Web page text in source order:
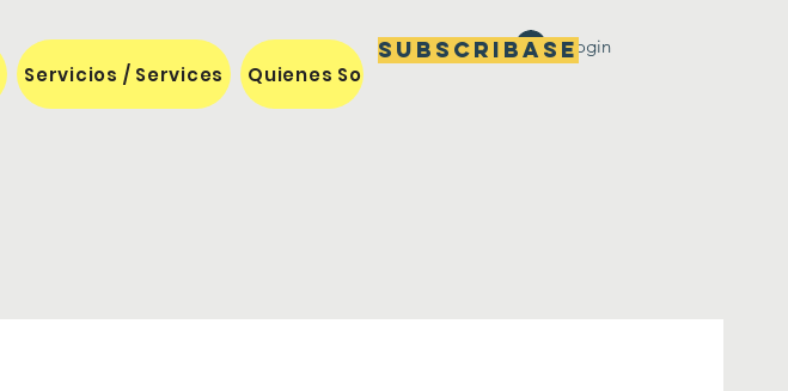
Subscribase
Servicios / Services Quienes Somos / Our Mission
Login